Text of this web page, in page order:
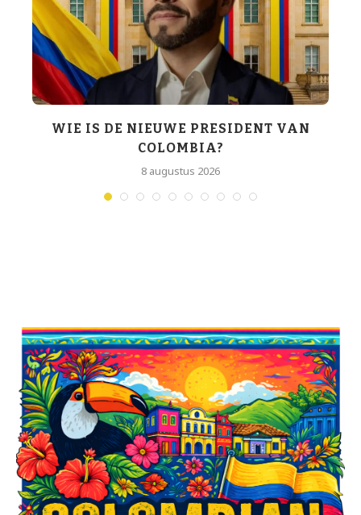
WIE IS DE NIEUWE PRESIDENT VAN
COLOMBIA?
8 augustus 2026